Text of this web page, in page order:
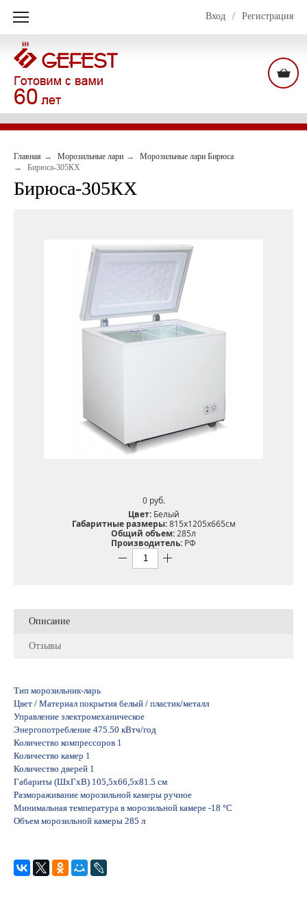
Вход / Регистрация
Главная Морозильные лари
Морозильные лари Бирюса
Бирюса-305КХ
Бирюса-305КХ
0 pуб.
Цвет:Белый
Габаритные размеры:815x1205x665см
Общий объем:285л
Производитель: РФ
Описание
Отзывы
Тип морозильник-ларь
Цвет / Материал покрытия белый / пластик/металл
Управление электромеханическое
Энергопотребление 475.50 кВтч/год
Количество компрессоров 1
Количество камер 1
Количество дверей 1
Габариты (ШxГxВ) 105,5x66,5x81.5 см
Размораживание морозильной камеры ручное
Минимальная температура в морозильной камере -18 °C
Объем морозильной камеры 285 л